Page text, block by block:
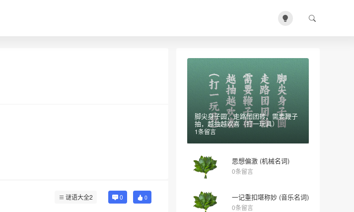
谜语大全2 0 0
脚尖身子圆，走路团团转，需要鞭子
抽，越抽越欢喜（打一玩具）
1条留言
思想偏激 (机械名词)
0条留言
一记重扣堪称妙 (音乐名词)
0条留言